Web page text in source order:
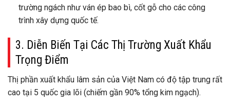
trường ngách như ván ép bao bì, cốt gỗ cho các công
trình xây dựng quốc tế.
3. Diễn Biến Tại Các Thị Trường Xuất Khẩu
Trọng Điểm
Thị phần xuất khẩu lâm sản của Việt Nam có độ tập trung rất
cao tại 5 quốc gia lõi (chiếm gần 90% tổng kim ngạch).